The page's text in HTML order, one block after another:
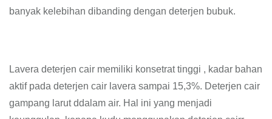
banyak kelebihan dibanding dengan deterjen bubuk.
Lavera deterjen cair memiliki konsetrat tinggi , kadar bahan
aktif pada deterjen cair lavera sampai 15,3%. Deterjen cair
gampang larut ddalam air. Hal ini yang menjadi